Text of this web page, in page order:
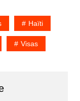
k
e
dI
o
gl
e
t
Haïti
Visas